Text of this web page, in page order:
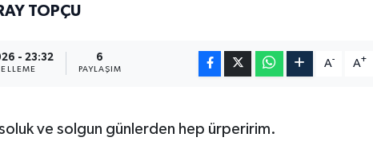
TOPÇU
- 23:32 6
PAYLAŞIM
A- A+
ve solgun günlerden hep ürperirim.